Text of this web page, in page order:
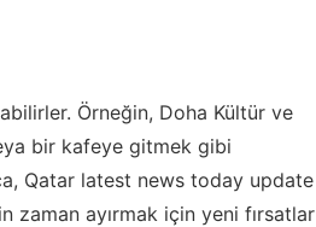
Örneğin, Doha Kültür ve
bir kafeye gitmek gibi
Qatar latest news today update
zaman ayırmak için yeni fırsatlar